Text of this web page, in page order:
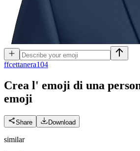
ffcettanera104
Crea l' emoji di una
emoji
Share Download
similar